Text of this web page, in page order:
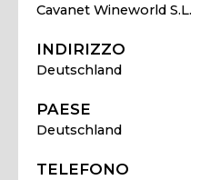
Cavanet Wineworld S.L.
INDIRIZZO
Deutschland
PAESE
Deutschland
TELEFONO